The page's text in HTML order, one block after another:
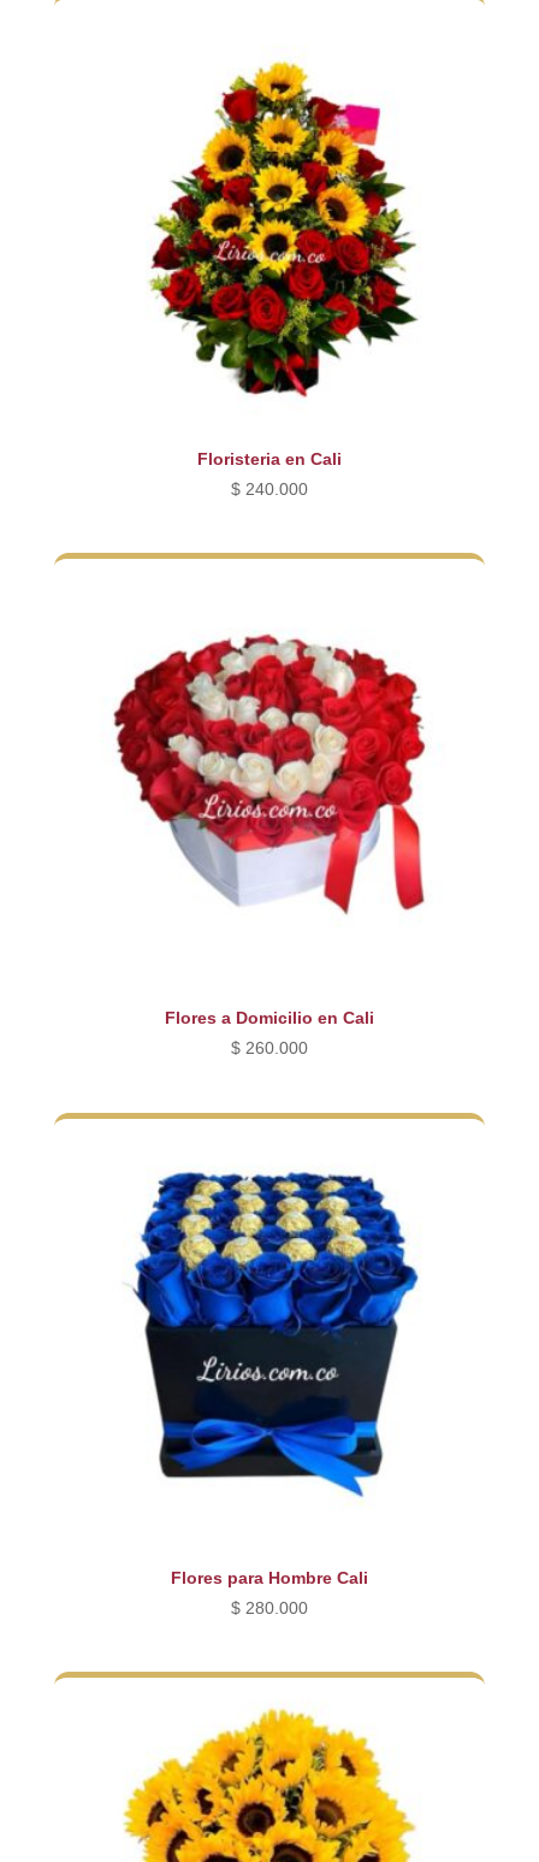
Floristeria en Cali
$240.000
Flores a Domicilio en Cali
$260.000
Flores para Hombre Cali
$280.000